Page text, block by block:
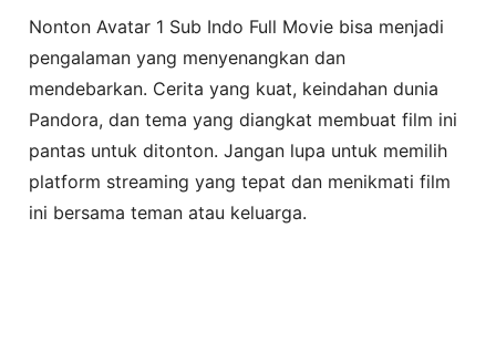
Nonton Avatar 1 Sub Indo Full Movie bisa menjadi
pengalaman yang menyenangkan dan
mendebarkan. Cerita yang kuat, keindahan dunia
Pandora, dan tema yang diangkat membuat film ini
pantas untuk ditonton. Jangan lupa untuk memilih
platform streaming yang tepat dan menikmati film
ini bersama teman atau keluarga.